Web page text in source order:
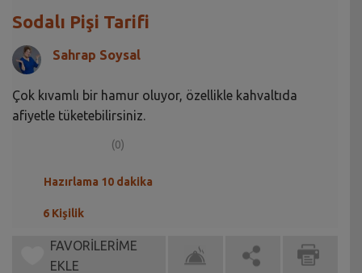
Sodalı Pişi Tarifi
Sahrap Soysal
Çok kıvamlı bir hamur oluyor, özellikle kahvaltıda
afiyetle tüketebilirsiniz.
(0)
Hazırlama 10 dakika
6 Kişilik
FAVORİLERİME
EKLE